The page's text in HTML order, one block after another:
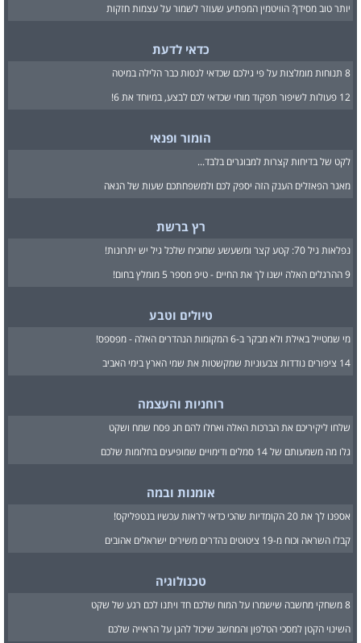
יותר טוב מסידן? הוויטמין המפתיע שעוזר לשמור על עצמות חזקות
כדאי לדעת
8 תנוחות מומלצות על פי גילכם שכדאי לנסות כבר הלילה במיטה
12 פעולות לשיפור תפקוד מוחי שכדאי לכם לבצע, במיוחד את 6!
הומור ופנאי
לקט של בדיחות קצרות למבוגרים בלבד...
מאגר הפאזלים הענק הזה יספק לכם ולמשפחתכם שעות של הנאה
רץ ברשת
נפלאות גיל 70: קטע קצר ומשעשע שמוכיח שלכל גיל יש יתרונות!
9 ההרגלים האלה ישנו לך את החיים - טיפ מספר 5 מומלץ בחום!
טיולים וטבע
מי שמטייל באילת ולא מבקר ב-6 המקומות הנהדרים האלה - מפספס!
14 ציפורים נודדות צבעוניות שמקשטות את שמי הארץ בימי האביב
רוחניות והעצמה
שלחו ליקיריכם את הברכות האלה ואחלו להם חג פסח שמח ושקט
גלו מה משמעותם של 14 סמלים ודימויים שמופיעים בחלומות שלכם
אומנות ובמה
אספנו לך את 20 הקומדיות שהכי כדאי לראות עכשיו בנטפליקס!
קבלו השראה וכוח מ-19 ציטוטים נהדרים משירים ישראלים אהובים
טכנולוגיה
8 משחקי מחשבה שישמרו על המוח שלכם חד ויתנו לכם רגע של שקט
השינוי הקטן למסכי הטלפון והמחשב שיכול להגן על הראייה שלכם